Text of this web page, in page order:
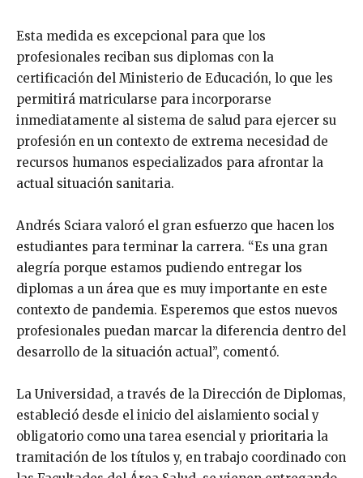
Esta medida es excepcional para que los
profesionales reciban sus diplomas con la
certificación del Ministerio de Educación, lo que les
permitirá matricularse para incorporarse
inmediatamente al sistema de salud para ejercer su
profesión en un contexto de extrema necesidad de
recursos humanos especializados para afrontar la
actual situación sanitaria.
Andrés Sciara valoró el gran esfuerzo que hacen los
estudiantes para terminar la carrera. “Es una gran
alegría porque estamos pudiendo entregar los
diplomas a un área que es muy importante en este
contexto de pandemia. Esperemos que estos nuevos
profesionales puedan marcar la diferencia dentro del
desarrollo de la situación actual”, comentó.
La Universidad, a través de la Dirección de Diplomas,
estableció desde el inicio del aislamiento social y
obligatorio como una tarea esencial y prioritaria la
tramitación de los títulos y, en trabajo coordinado con